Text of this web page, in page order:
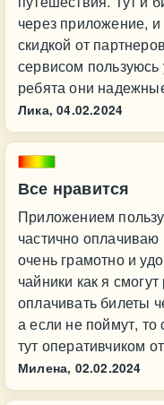
через приложение,
скидкой от
сервисом пользуюсь
ребята они
Лика, 04.02.2024
Все нравится
Приложением
частично
очень грамотно и
чайники как я
оплачивать билеты
а если не поймут, то
тут оперативчиком
Милена, 02.02.2024